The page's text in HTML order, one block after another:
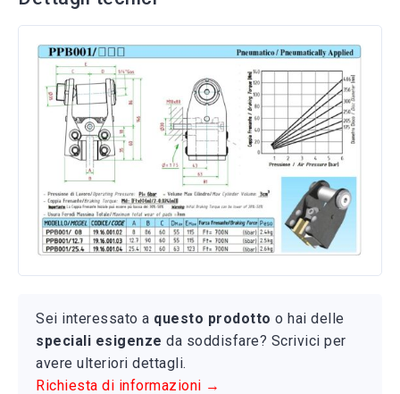
Sei interessato a questo prodotto o hai delle
speciali esigenze da soddisfare? Scrivici per
avere ulteriori dettagli.
Richiesta di informazioni →